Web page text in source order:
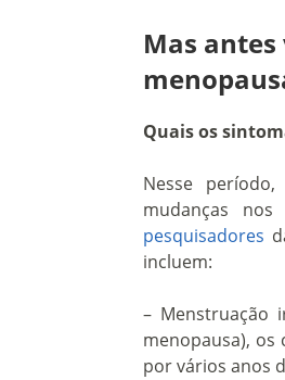
Mas
Quais os
Nesse
mudanças
pesquisadores
incluem:
– Menstruação
menopausa),
por vários anos